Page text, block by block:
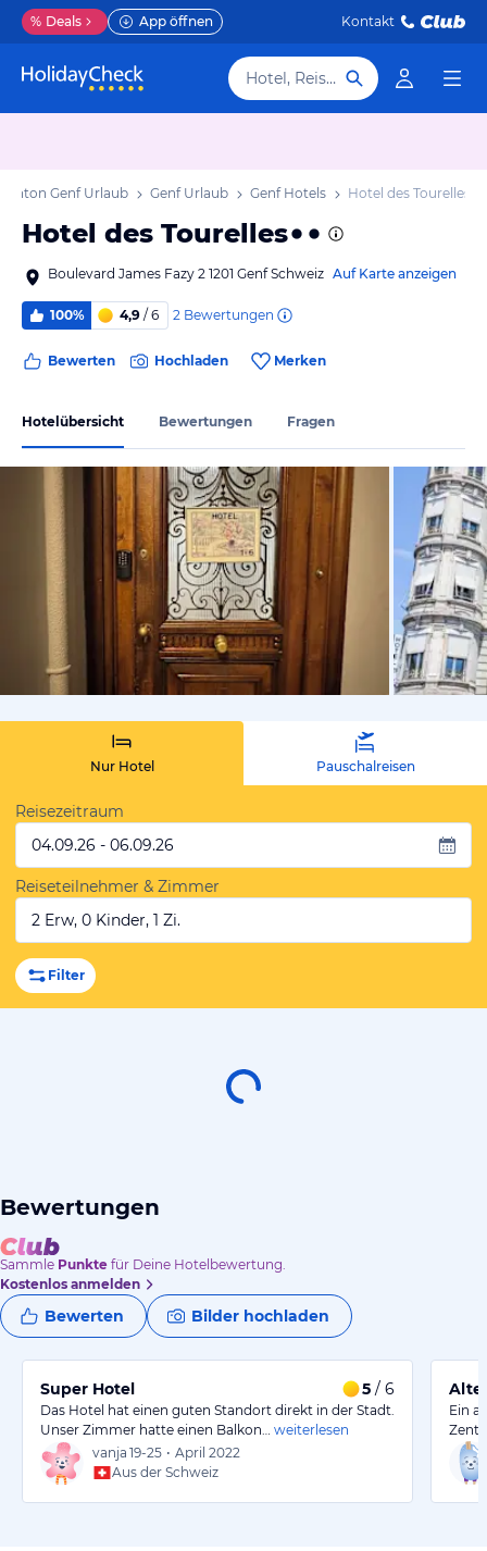
% Deals App öffnen Kontakt
Hotel, Reiseziel
Genf Urlaub Genf Urlaub Genf Hotels Hotel des Tourelles
Hotel des Tourelles
Boulevard James Fazy 2 1201 Genf Schweiz Auf Karte anzeigen
100% 4,9 / 6 2 Bewertungen
Bewerten Hochladen Merken
Hotelübersicht Bewertungen Fragen
von
Nur Hotel Pauschalreisen
Reisezeitraum
04.09.26 - 06.09.26
Reiseteilnehmer & Zimmer
2 Erw, 0 Kinder, 1 Zi.
Filter
Bewertungen
Sammle Punkte für Deine Hotelbewertung.
Kostenlos anmelden
Bewerten Bilder hochladen
Super Hotel 5 / 6
Das Hotel hat einen guten Standort direkt in der Stadt.
Unser Zimmer hatte einen Balkon…
weiterlesen
vanja 19-25 • April 2022
Aus der Schweiz
Ein